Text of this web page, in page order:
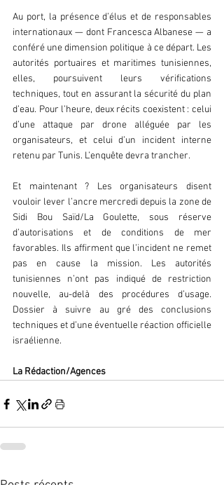
Au port, la présence d’élus et de responsables
internationaux — dont Francesca Albanese — a
conféré une dimension politique à ce départ. Les
autorités portuaires et maritimes tunisiennes,
elles, poursuivent leurs vérifications
techniques, tout en assurant la sécurité du plan
d’eau. Pour l’heure, deux récits coexistent : celui
d’une attaque par drone alléguée par les
organisateurs, et celui d’un incident interne
retenu par Tunis. L’enquête devra trancher.
Et maintenant ? Les organisateurs disent
vouloir lever l’ancre mercredi depuis la zone de
Sidi Bou Saïd/La Goulette, sous réserve
d’autorisations et de conditions de mer
favorables. Ils affirment que l’incident ne remet
pas en cause la mission. Les autorités
tunisiennes n’ont pas indiqué de restriction
nouvelle, au-delà des procédures d’usage.
Dossier à suivre au gré des conclusions
techniques et d’une éventuelle réaction officielle
israélienne.
La Rédaction/Agences